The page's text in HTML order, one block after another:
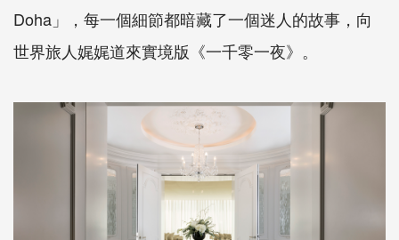
Doha」，每一個細節都暗藏了一個迷人的故事，向
世界旅人娓娓道來實境版《一千零一夜》。